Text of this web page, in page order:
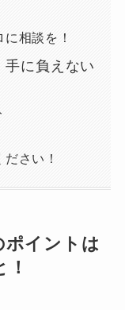
相談を！
手に負えない
さい！
ポイントは